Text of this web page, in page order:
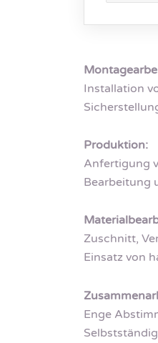
Installation
Produktion:
Anfertigung
Bearbeitung
Zuschnitt,
Einsatz von
Enge